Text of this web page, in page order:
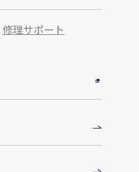
修理サポート